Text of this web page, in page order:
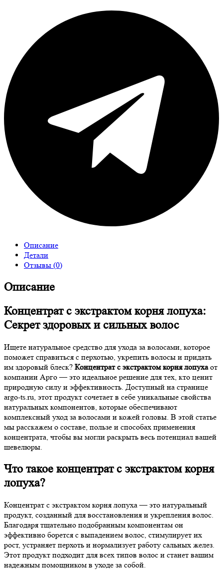
Описание
Детали
Отзывы (0)
Описание
Концентрат с экстрактом корня лопуха:
Секрет здоровых и сильных волос
Ищете натуральное средство для ухода за волосами, которое
поможет справиться с перхотью, укрепить волосы и придать
им здоровый блеск? Концентрат с экстрактом корня лопухаот
компании Арго — это идеальное решение для тех, кто ценит
природную силу и эффективность. Доступный на странице
argo-ts.ru, этот продукт сочетает в себе уникальные свойства
натуральных компонентов, которые обеспечивают
комплексный уход за волосами и кожей головы. В этой статье
мы расскажем о составе, пользе и способах применения
концентрата, чтобы вы могли раскрыть весь потенциал вашей
шевелюры.
Что такое концентрат с экстрактом корня
лопуха?
Концентрат с экстрактом корня лопуха — это натуральный
продукт, созданный для восстановления и укрепления волос.
Благодаря тщательно подобранным компонентам он
эффективно борется с выпадением волос, стимулирует их
рост, устраняет перхоть и нормализует работу сальных желез.
Этот продукт подходит для всех типов волос и станет вашим
надежным помощником в уходе за собой.